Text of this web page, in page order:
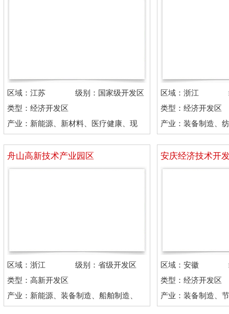
区域：江苏
级别：国家级开发区
类型：经济开发区
产业：新能源、新材料、医疗健康、现
代服务
区域：浙江
类型：经济开发区
产业：装备制造、
品、机械制造
舟山高新技术产业园区
区域：浙江
级别：省级开发区
类型：高新开发区
产业：新能源、装备制造、船舶制造、
精细化工
安庆经济技术开
区域：安徽
类型：经济开发区
产业：装备制造、
造、电子电器